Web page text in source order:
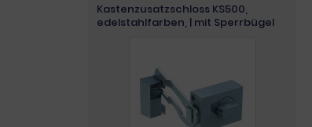
Kastenzusatzschloss KS500,
edelstahlfarben, | mit Sperrbügel